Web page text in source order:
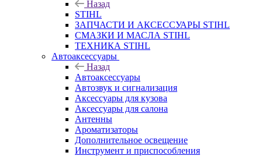
Назад
STIHL
ЗАПЧАСТИ И АКСЕССУАРЫ STIHL
СМАЗКИ И МАСЛА STIHL
ТЕХНИКА STIHL
Автоаксессуары
Назад
Автоаксессуары
Автозвук и сигнализация
Аксессуары для кузова
Аксессуары для салона
Антенны
Ароматизаторы
Дополнительное освещение
Инструмент и приспособления